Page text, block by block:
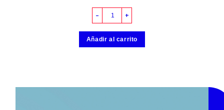
+
–
Añadir al carrito